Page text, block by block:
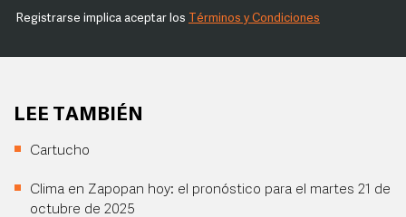
Registrarse implica aceptar los Términos y Condiciones
LEE TAMBIÉN
Cartucho
Clima en Zapopan hoy: el pronóstico para el martes 21 de
octubre de 2025